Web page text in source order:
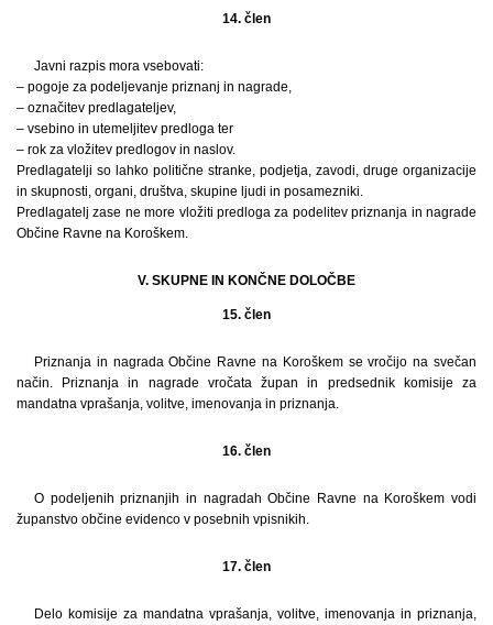
14. člen
Javni razpis mora vsebovati:
– pogoje za podeljevanje priznanj in nagrade,
– označitev predlagateljev,
– vsebino in utemeljitev predloga ter
– rok za vložitev predlogov in naslov.
Predlagatelji so lahko politične stranke, podjetja, zavodi, druge organizacije
in skupnosti, organi, društva, skupine ljudi in posamezniki.
Predlagatelj zase ne more vložiti predloga za podelitev priznanja in nagrade
Občine Ravne na Koroškem.
V. SKUPNE IN KONČNE DOLOČBE
15. člen
Priznanja in nagrada Občine Ravne na Koroškem se vročijo na svečan
način. Priznanja in nagrade vročata župan in predsednik komisije za
mandatna vprašanja, volitve, imenovanja in priznanja.
16. člen
O podeljenih priznanjih in nagradah Občine Ravne na Koroškem vodi
županstvo občine evidenco v posebnih vpisnikih.
17. člen
Delo komisije za mandatna vprašanja, volitve, imenovanja in priznanja,